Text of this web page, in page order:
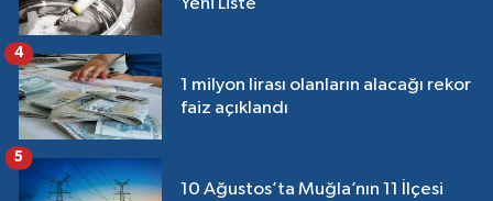
Yeni Liste
1 milyon lirası olanların alacağı rekor
faiz açıklandı
4
10 Ağustos’ta Muğla’nın 11 İlçesi
5